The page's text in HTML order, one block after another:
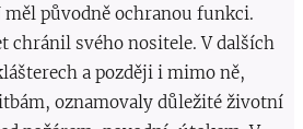
měl původně ochranou funkci.
chránil svého nositele. V dalších
a později i mimo ně,
oznamovaly důležité životní